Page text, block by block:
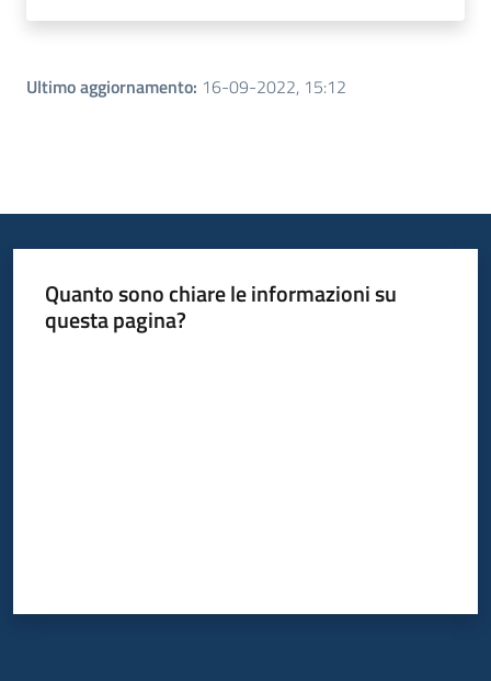
Ultimo aggiornamento: 16-09-2022, 15:12
Quanto sono chiare le informazioni su
questa pagina?